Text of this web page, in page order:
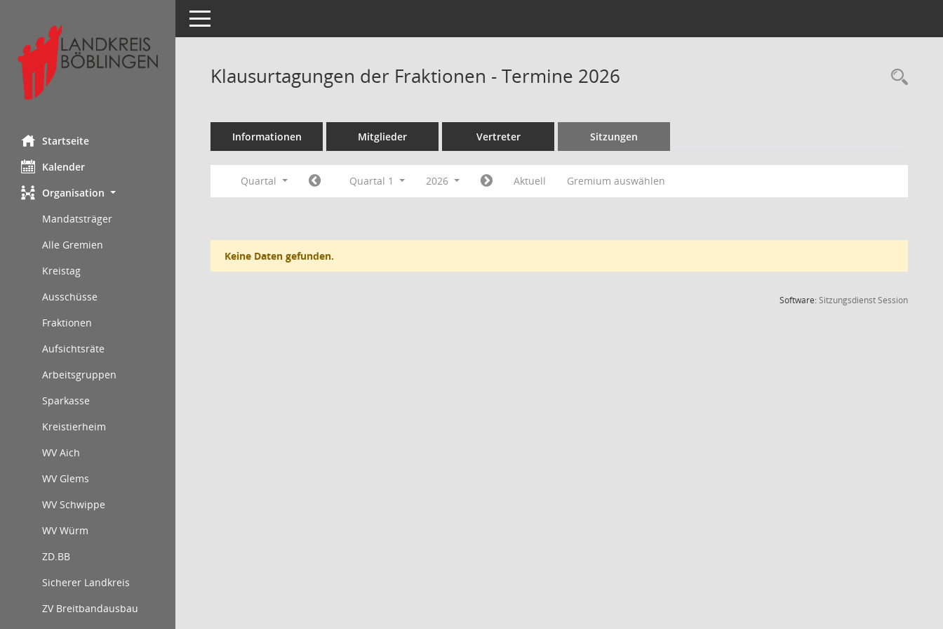
Startseite
Kalender
Organisation
Mandatsträger
Alle Gremien
Kreistag
Ausschüsse
Fraktionen
Aufsichtsräte
Arbeitsgruppen
Sparkasse
Kreistierheim
WV Aich
WV Glems
WV Schwippe
WV Würm
ZD.BB
Sicherer Landkreis
ZV Breitbandausbau
Toggle navigation
Klausurtagungen der Fraktionen - Termine 2026
Informationen Mitglieder Vertreter Sitzungen
Quartal Quartal 1 2026 Aktuell Gremium auswählen
Keine Daten gefunden.
Software:SitzungsdienstSession(Wird in